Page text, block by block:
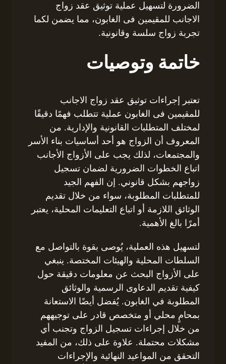
الضرورة لتسهيل عملية توثيق عقد زواج
الاجانب للمقيمين فى الغابون، مما يضمن لكما
تجربة زواج سلسة وقانونية.
خاتمة وتوصيات
تعتبر إجراءات توثيق عقد زواج الاجانب
للمقيمين فى الغابون عملية تتطلب فهمًا دقيقًا
لمختلف المتطلبات القانونية والإدارية. من
المعروف أن الزواج هو أحد أساسيات بناء الأسر
والمجتمعات، لذلك يجب على الأزواج الأجانب
اتباع الخطوات الضرورية لضمان تسجيل
زواجهم بشكل قانوني. إن الفهم الجيد
للمتطلبات المطلوبة، سواء من خلال تقديم
الوثائق اللازمة أو اتباع التعليمات المحلية، يعتبر
أمرًا بالغ الأهمية.
لتسهيل هذه العملية، يُوصى بقوة بالتواصل مع
السلطات المحلية والهيئات المختصة. ينبغي
على الأزواج البحث عن معلومات دقيقة حول
كيفية تقديم الدعاوى الرسمية والوثائق
المطلوبة في الغابون. يُفضل أيضًا الاستعانة
بمحامٍ محلي أو متخصص قادر على توجيههم
من خلال إجراءات تسجيل الزواج وتجنب أي
مشكلات محتملة. علاوة على ذلك، من المفيد
التحقق من المواعيد النهائية والإجراءات